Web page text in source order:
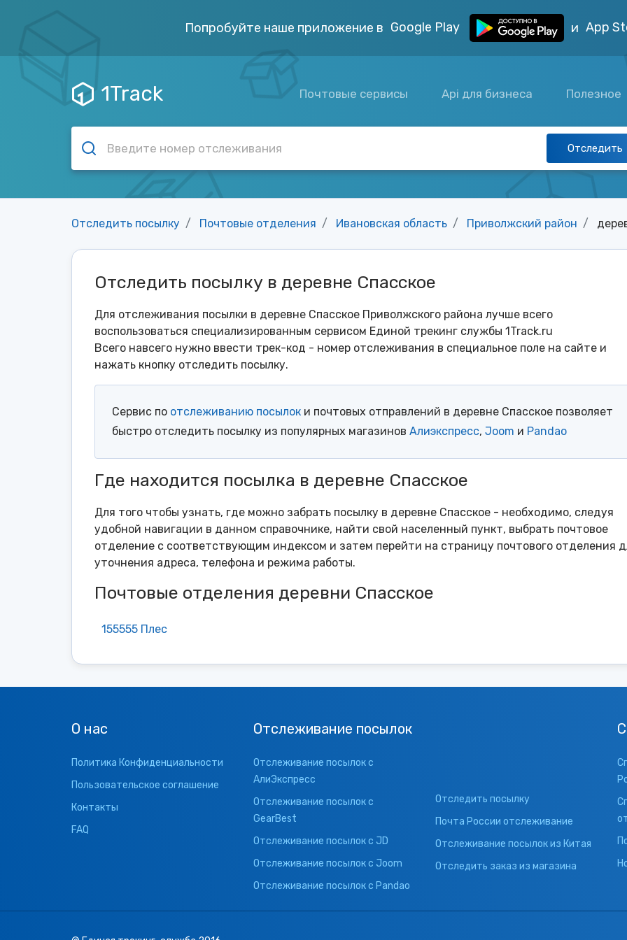
Попробуйте наше приложение в Google Play и App
1Track Почтовые сервисы Api для бизнеса Полезное
Отследить
Отследить посылку Почтовые отделения Ивановская область Приволжский район
Отследить посылку в деревне Спасское
Для отслеживания посылки в деревне Спасское Приволжского района лучше всего
воспользоваться специализированным сервисом Единой трекинг службы 1Track.ru
Всего навсего нужно ввести трек-код - номер отслеживания в специальное поле на сайте и
нажать кнопку отследить посылку.
Сервис по отслеживанию посылок и почтовых отправлений в деревне Спасское позволяет
быстро отследить посылку из популярных магазинов Алиэкспресс, Joom и Pandao
Где находится посылка в деревне Спасское
Для того чтобы узнать, где можно забрать посылку в деревне Спасское - необходимо, следуя
удобной навигации в данном справочнике, найти свой населенный пункт, выбрать почтовое
отделение с соответствующим индексом и затем перейти на страницу почтового отделения
уточнения адреса, телефона и режима работы.
Почтовые отделения деревни Спасское
155555 Плес
О нас
Политика Конфиденциальности
Пользовательское соглашение
Контакты
FAQ
Отслеживание посылок
Отслеживание посылок с
АлиЭкспресс
Отслеживание посылок с
GearBest
Отслеживание посылок с JD
Отслеживание посылок с Joom
Отслеживание посылок с Pandao
Отследить посылку
Почта России отслеживание
Отслеживание посылок из Китая
Отследить заказ из магазина